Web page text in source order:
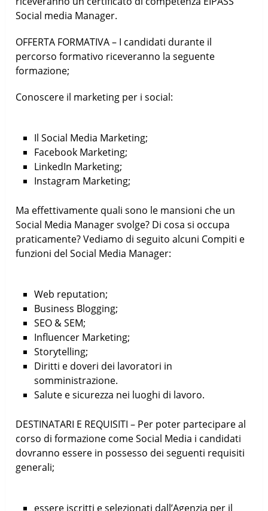
Social media Manager.
OFFERTA FORMATIVA – I candidati durante il
percorso formativo riceveranno la seguente
formazione;
Conoscere il marketing per i social:
Il Social Media Marketing;
Facebook Marketing;
LinkedIn Marketing;
Instagram Marketing;
Ma effettivamente quali sono le mansioni che un
Social Media Manager svolge? Di cosa si occupa
praticamente? Vediamo di seguito alcuni Compiti e
funzioni del Social Media Manager:
Web reputation;
Business Blogging;
SEO & SEM;
Influencer Marketing;
Storytelling;
Diritti e doveri dei lavoratori in
somministrazione.
Salute e sicurezza nei luoghi di lavoro.
DESTINATARI E REQUISITI – Per poter partecipare al
corso di formazione come Social Media i candidati
dovranno essere in possesso dei seguenti requisiti
generali;
essere iscritti e selezionati dall’Agenzia per il